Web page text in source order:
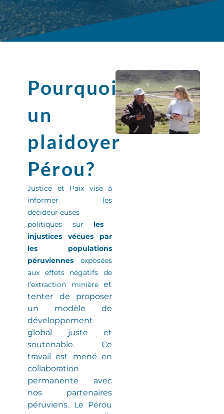
Pourquoi
un
plaidoyer
Pérou?
Justice et Paix vise à
informer les
décideur·euses
politiques sur les
injustices vécues par
les populations
péruviennes exposées
aux effets négatifs de
l’extraction minière et
tenter de proposer
un modèle de
développement
global juste et
soutenable. Ce
travail est mené en
collaboration
permanente avec
nos partenaires
péruviens. Le Pérou